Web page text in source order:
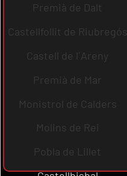
Premià de Dalt
Castellfollit de Riubregós
Castell de l´Areny
Premià de Mar
Monistrol de Calders
Molins de Rei
Pobla de Lillet